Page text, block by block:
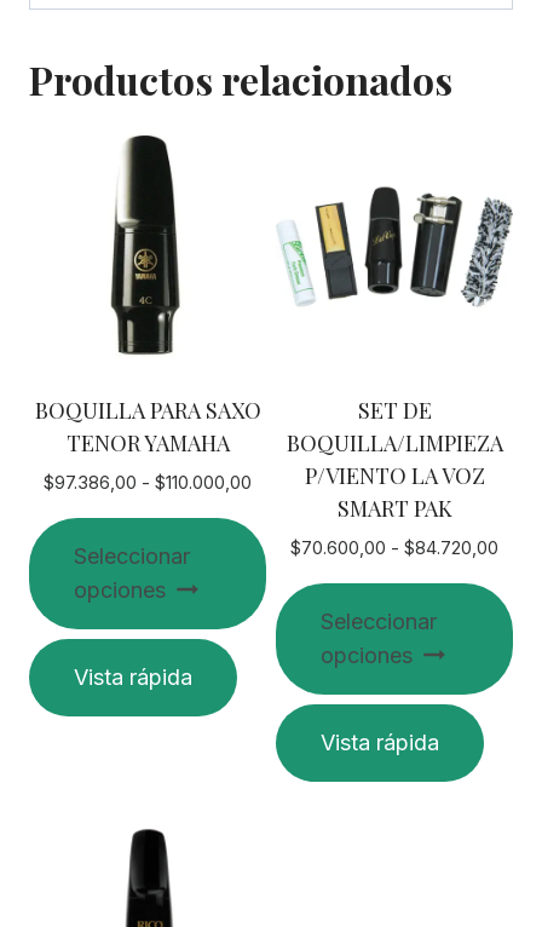
Productos relacionados
BOQUILLA PARA SAXO
TENOR YAMAHA
$97.386,00 - $110.000,00
precios:
desde
$97.386,00
hasta
$110.000,00
Seleccionar
opciones
Este
producto
tiene
Vista rápida
SET DE
BOQUILLA/LIMPIEZA
P/VIENTO LA VOZ
SMART PAK
$70.600,00 - $84.720,00
hasta
Seleccionar
opciones
Este
producto
tiene
Vista rápida